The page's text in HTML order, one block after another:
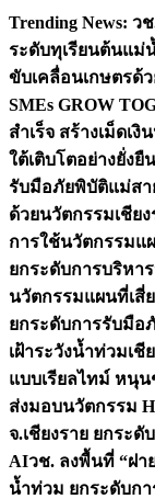
Skip
content
Trending News: ว
ระดับทุเรียนต้นแม่
ขับเคลื่อนเกษตรด้
SMEs GROW
สำเร็จ สร้างเม็ดเ
ใต้เติบโตอย่างยั่งยืน
รับมือภัยพิบัติแม่สา
ด้วยนวัตกรรมเชีย
การใช้นวัตกรรมแ
ยกระดับการบริหา
นวัตกรรมแผนที่เสี่
ยกระดับการรับมือ
เฝ้าระวังน้ำท่วมเชี
แบบเรียลไทม์ หนุ
ส่งมอบนวัตกรรม
จ.เชียงราย ยกระ
AIวช. ลงพื้นที่ “ฝา
น้ำท่วม ยกระดับก